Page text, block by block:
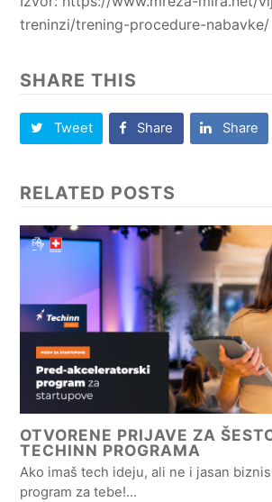
treninzi/trening-procedure-nabavke/
SHARE THIS
Tweet Share Share
RELATED POSTS
OTVORENE PRIJAVE ZA
TECHINN PROGRAMA
Ako imaš tech ideju, ali ne i jasan
program za tebe!…